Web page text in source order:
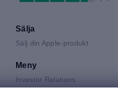
Sälja
Sälj din Apple-produkt
Meny
Investor Relations